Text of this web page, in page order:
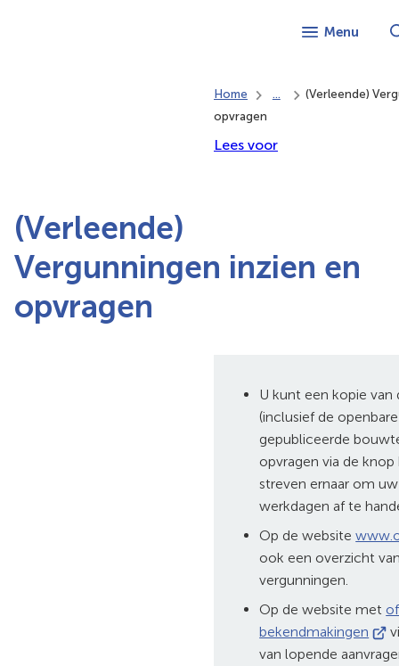
Menu
Home ...
(Verleende)
opvragen
Lees voor
(Verleende)
Vergunningen inzien en
opvragen
U kunt een kopie van
(inclusief de openbare
gepubliceerde
opvragen via de knop
streven ernaar om
werkdagen af te
Op de website
ook een overzicht
vergunningen.
Op de website met
bekendmakingen
naar
van lopende